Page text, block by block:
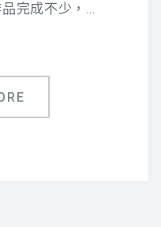
完成不少，…